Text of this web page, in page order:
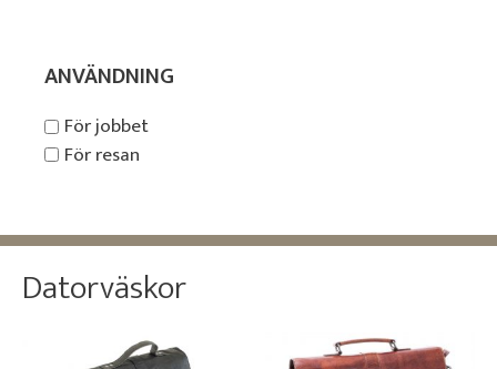
Datorväskor
ANVÄNDNING
För jobbet
För resan